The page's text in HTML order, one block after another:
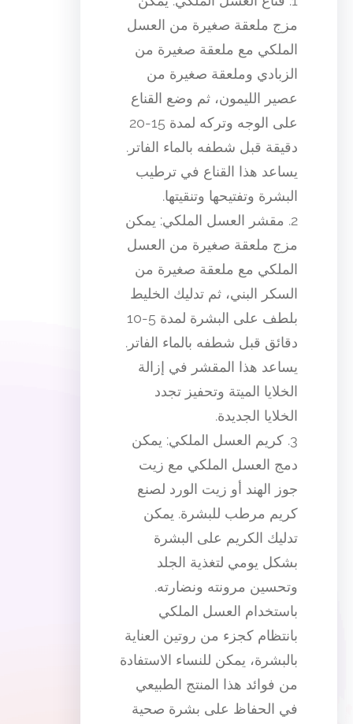
مزج ملعقة صغيرة من العسل
الملكي مع ملعقة صغيرة من
الزبادي وملعقة صغيرة من
عصير الليمون، ثم وضع القناع
على الوجه وتركه لمدة 15-20
دقيقة قبل شطفه بالماء الفاتر.
يساعد هذا القناع في ترطيب
البشرة وتفتيحها وتنقيتها.
2. مقشر العسل الملكي: يمكن
مزج ملعقة صغيرة من العسل
الملكي مع ملعقة صغيرة من
السكر البني، ثم تدليك الخليط
بلطف على البشرة لمدة 5-10
دقائق قبل شطفه بالماء الفاتر.
يساعد هذا المقشر في إزالة
الخلايا الميتة وتحفيز تجدد
الخلايا الجديدة.
3. كريم العسل الملكي: يمكن
دمج العسل الملكي مع زيت
جوز الهند أو زيت الورد لصنع
كريم مرطب للبشرة. يمكن
تدليك الكريم على البشرة
بشكل يومي لتغذية الجلد
وتحسين مرونته ونضارته.
باستخدام العسل الملكي
بانتظام كجزء من روتين العناية
بالبشرة، يمكن للنساء الاستفادة
من فوائد هذا المنتج الطبيعي
في الحفاظ على بشرة صحية